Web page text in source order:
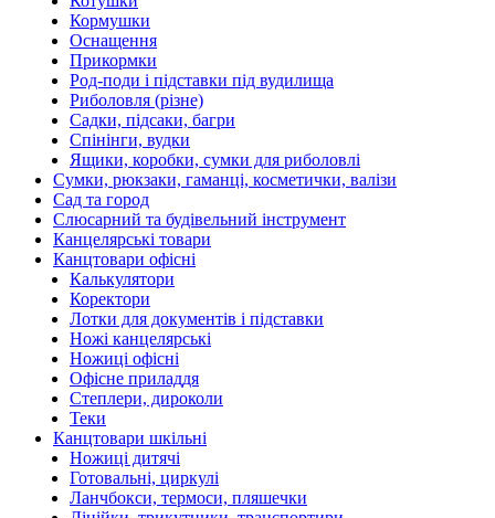
Кормушки
Оснащення
Прикормки
Род-поди і підставки під вудилища
Риболовля (різне)
Садки, підсаки, багри
Спінінги, вудки
Ящики, коробки, сумки для риболовлі
Сумки, рюкзаки, гаманці, косметички, валізи
Сад та город
Слюсарний та будівельний інструмент
Канцелярські товари
Канцтовари офісні
Калькулятори
Коректори
Лотки для документів і підставки
Ножі канцелярські
Ножиці офісні
Офісне приладдя
Степлери, дироколи
Теки
Канцтовари шкільні
Ножиці дитячі
Готовальні, циркулі
Ланчбокси, термоси, пляшечки